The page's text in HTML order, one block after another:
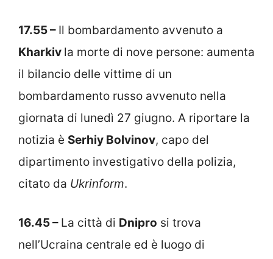
17.55 – Il bombardamento avvenuto a
Kharkiv la morte di nove persone: aumenta
il bilancio delle vittime di un
bombardamento russo avvenuto nella
giornata di lunedì 27 giugno. A riportare la
notizia è Serhiy Bolvinov, capo del
dipartimento investigativo della polizia,
citato da Ukrinform.
16.45 – La città di Dnipro si trova
nell’Ucraina centrale ed è luogo di